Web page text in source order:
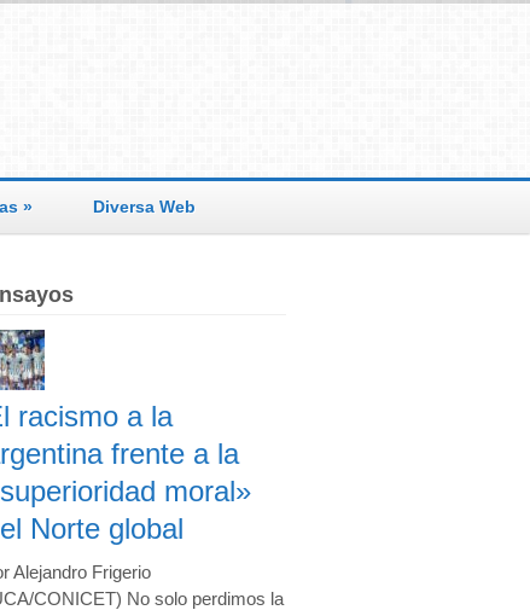
» Diversa Web
racismo a la
frente a la
moral»
Norte global
Alejandro Frigerio
CONICET) No solo perdimos la